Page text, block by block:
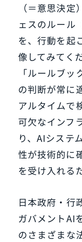
（＝意思決
ェスのルール
を、行動を起
像してみてく
「ルールブ
の判断が常に
アルタイムで
可欠なインフ
り、AIシステ
性が技術的に
を受け入れる
日本政府・行
ガバメントAI
のさまざまな